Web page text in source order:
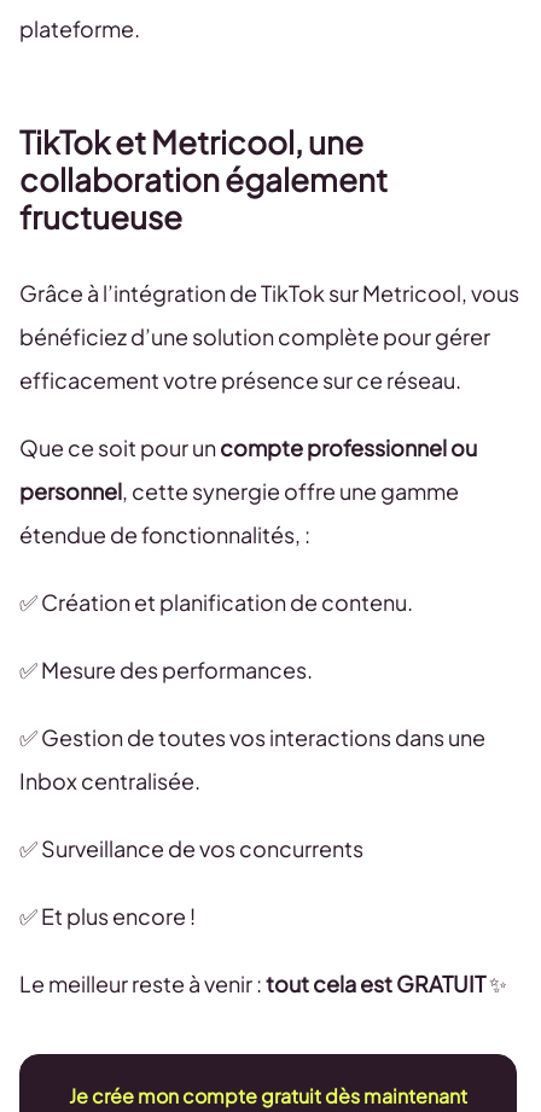
plateforme.
TikTok et Metricool, une
collaboration également
fructueuse
Grâce à l’intégration de TikTok sur Metricool, vous
bénéficiez d’une solution complète pour gérer
efficacement votre présence sur ce réseau.
Que ce soit pour uncompte professionnel ou
personnel, cette synergie offre une gamme
étendue de fonctionnalités, :
✅ Création et planification de contenu.
✅ Mesure des performances.
✅ Gestion de toutes vos interactions dans une
Inbox centralisée.
✅ Surveillance de vos concurrents
✅ Et plus encore !
Le meilleur reste à venir :tout cela est GRATUIT✨
Je crée mon compte gratuit dès maintenant